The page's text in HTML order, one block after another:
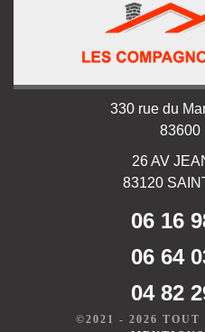
330 rue du
83600
26 AV
83120
06 16
06 64
04 82
©2021 - 2026